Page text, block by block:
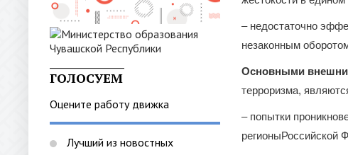
ГОЛОСУЕМ
Оцените работу движка
Лучший из новостных
– недостаточно
незаконным
Основными
терроризма,
– попытки
регионыРоссийской